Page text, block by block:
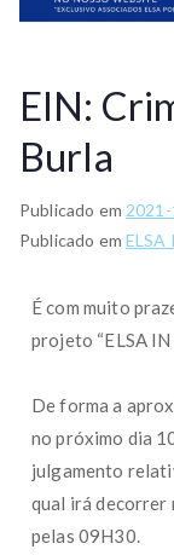
EIN:
Burla
Publicado em
Publicado em ELSA
É com muito
projeto “ELSA IN
De forma a
no próximo dia
julgamento
qual irá decorrer
pelas 09H30.